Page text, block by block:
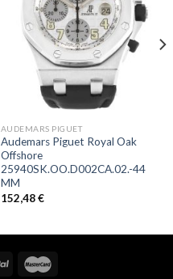
AUDEMARS PIGUET
Audemars Piguet Royal Oak
Offshore
25940SK.OO.D002CA.02.-44
MM
152,48€